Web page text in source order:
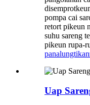
pompa cai
retort pikeun
suhu sareng
pikeun rupa-
panalungtikan
Uap